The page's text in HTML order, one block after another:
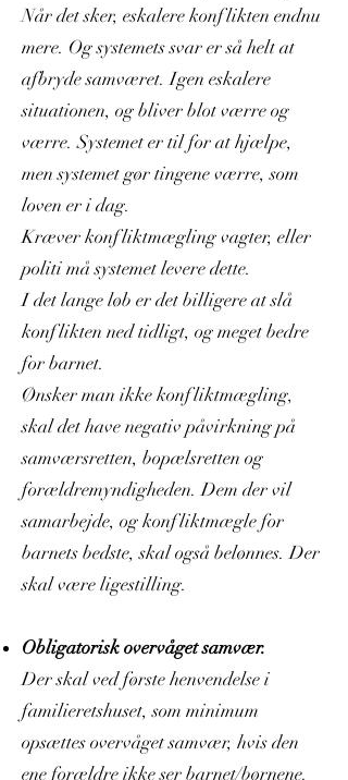
Når det sker, eskalere konflikten endnu
mere. Og systemets svar er så helt at
afbryde samværet. Igen eskalere
situationen, og bliver blot værre og
værre. Systemet er til for at hjælpe,
men systemet gør tingene værre, som
loven er i dag.
Kræver konfliktmægling vagter, eller
politi må systemet levere dette.
I det lange løb er det billigere at slå
konflikten ned tidligt, og meget bedre
for barnet.
Ønsker man ikke konfliktmægling,
skal det have negativ påvirkning på
samværsretten, bopælsretten og
forældremyndigheden. Dem der vil
samarbejde, og konfliktmægle for
barnets bedste, skal også belønnes. Der
skal være ligestilling.
Obligatorisk overvåget samvær.
Der skal ved første henvendelse i
familieretshuset, som minimum
opsættes overvåget samvær, hvis den
ene forældre ikke ser barnet/børnene.